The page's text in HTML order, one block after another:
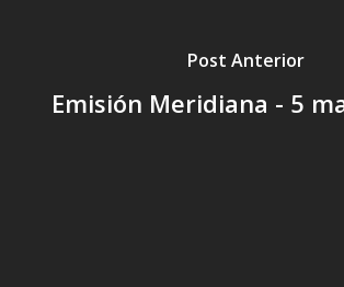
Post Anterior
Emisión Meridiana - 5